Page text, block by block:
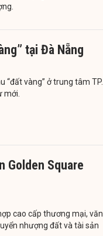
tại Đà Nẵng
“đất vàng” ở trung tâm TP.
mới.
Golden Square
cao cấp thương mại, văn
nhượng đất và tài sản